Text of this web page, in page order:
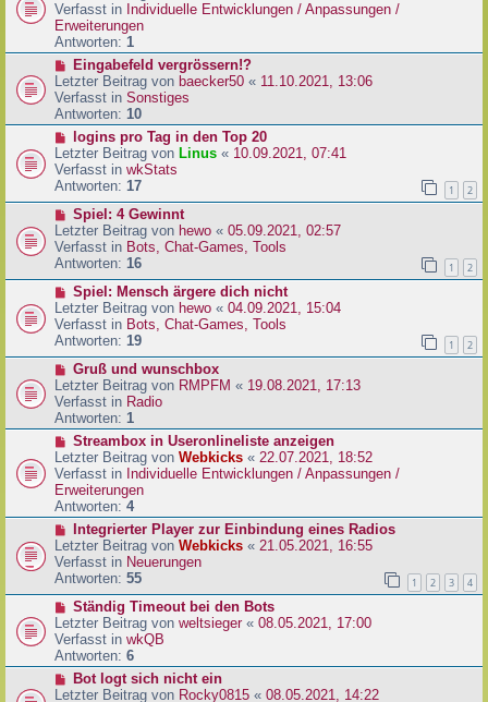
i
t
r
a
g
u
e
r
B
e
i
t
r
a
g
Verfasst in Individuelle Entwicklungen / Anpassungen /
Erweiterungen
Antworten: 1
N
e
u
e
r
B
e
i
t
a
g
Eingabefeld vergrössern!?
Letzter Beitrag von baecker50 « 11.10.2021, 13:06
Verfasst in Sonstiges
Antworten: 10
N
e
u
e
r
B
e
i
t
r
a
g
logins pro Tag in den Top 20
Letzter Beitrag von Linus « 10.09.2021, 07:41
Verfasst in wkStats
Antworten: 17 1 2
N
e
u
e
r
B
e
i
t
r
a
g
Spiel: 4 Gewinnt
Letzter Beitrag von hewo « 05.09.2021, 02:57
Verfasst in Bots, Chat-Games, Tools
Antworten: 16 1 2
N
e
u
e
r
B
e
i
t
a
g
Spiel: Mensch ärgere dich nicht
Letzter Beitrag von hewo « 04.09.2021, 15:04
Verfasst in Bots, Chat-Games, Tools
Antworten: 19 1 2
N
e
u
e
r
B
e
i
t
r
a
g
Gruß und wunschbox
Letzter Beitrag von RMPFM « 19.08.2021, 17:13
Verfasst in Radio
Antworten: 1
N
e
u
e
r
B
e
i
t
r
a
g
Streambox in Useronlineliste anzeigen
Letzter Beitrag von Webkicks « 22.07.2021, 18:52
Verfasst in Individuelle Entwicklungen / Anpassungen /
Erweiterungen
Antworten: 4
N
e
u
e
r
B
e
i
t
a
Integrierter Player zur Einbindung eines Radios
Letzter Beitrag von Webkicks « 21.05.2021, 16:55
Verfasst in Neuerungen
Antworten: 55 1 2 3 4
N
e
u
e
r
B
Ständig Timeout bei den Bots
Letzter Beitrag von weltsieger« 08.05.2021, 17:00
Verfasst in wkQB
Antworten: 6
N
e
Bot logt sich nicht ein
Letzter Beitrag von Rocky0815 « 08.05.2021, 14:22